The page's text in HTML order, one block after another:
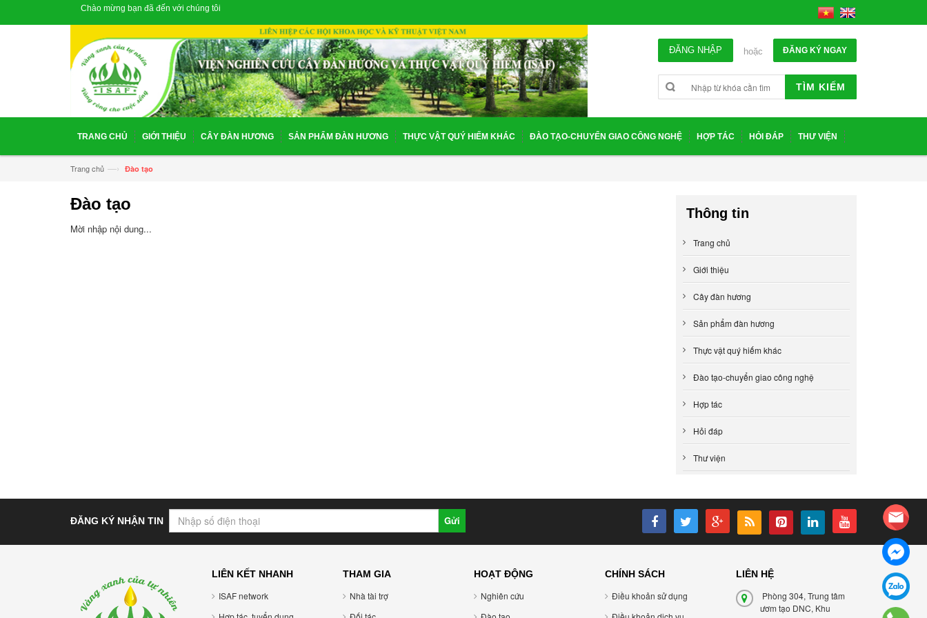
Chào mừng bạn đã đến với chúng tôi
ĐĂNG KÝ NGAY
hoặc
ĐĂNG NHẬP
TÌM KIẾM
TRANG CHỦ GIỚI THIỆU CÂY ĐÀN HƯƠNG SẢN PHẨM ĐÀN HƯƠNG THỰC VẬT QUÝ HIẾM KHÁC ĐÀO TẠO-CHUYỂN GIAO CÔNG NGHỆ HỢP TÁC HỎI ĐÁP THƯ VIỆN
Trang chủ —› Đào tạo
Đào tạo
Mời nhập nội dung...
Thông tin
Trang chủ
Giới thiệu
Cây đàn hương
Sản phẩm đàn hương
Thực vật quý hiếm khác
Đào tạo-chuyển giao công nghệ
Hợp tác
Hỏi đáp
Thư viện
ĐĂNG KÝ NHẬN TIN Gửi
LIÊN KẾT NHANH
ISAF network
THAM GIA
Nhà tài trợ
HOẠT ĐỘNG
Nghiên cứu
CHÍNH SÁCH
Điều khoản sử dụng
LIÊN HỆ
Phòng 304, Trung tâm
ươm tạo DNC, Khu